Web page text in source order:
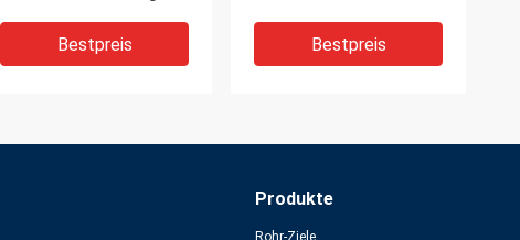
Bestpreis Bestpreis
Produkte
Rohr-Ziele